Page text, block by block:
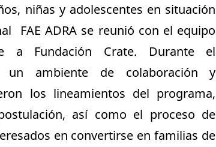
niñas y adolescentes en situación
FAE ADRA se reunió con el equipo
a Fundación Crate. Durante el
un ambiente de colaboración y
los lineamientos del programa,
así como el proceso de
en convertirse en familias de